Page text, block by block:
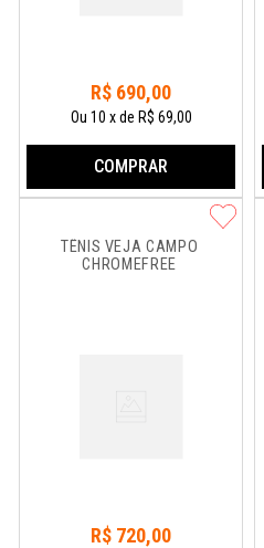
R$ 690,00
Ou 10 xde R$ 69,00
COMPRAR
TÊNIS VEJA CAMPO
CHROMEFREE
R$ 720,00